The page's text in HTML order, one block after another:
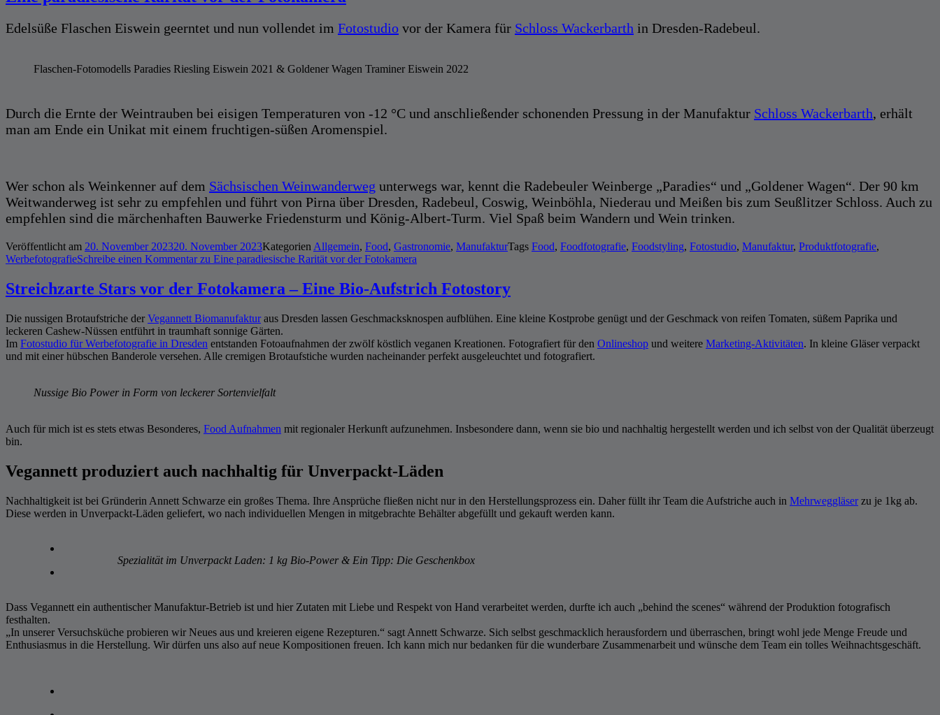
Edelsüße Flaschen Eiswein geerntet und nun vollendet im Fotostudio vor der Kamera für Schloss Wackerbarth in Dresden-Radebeul.
Flaschen-Fotomodells Paradies Riesling Eiswein 2021 & Goldener Wagen Traminer Eiswein 2022
Durch die Ernte der Weintrauben bei eisigen Temperaturen von -12 °C und anschließender schonenden Pressung in der Manufaktur Schloss Wackerbarth, erhält
man am Ende ein Unikat mit einem fruchtigen-süßen Aromenspiel.
Wer schon als Weinkenner auf dem Sächsischen Weinwanderweg unterwegs war, kennt die Radebeuler Weinberge „Paradies“ und „Goldener Wagen“. Der 90 km
Weitwanderweg ist sehr zu empfehlen und führt von Pirna über Dresden, Radebeul, Coswig, Weinböhla, Niederau und Meißen bis zum Seußlitzer Schloss. Auch zu
empfehlen sind die märchenhaften Bauwerke Friedensturm und König-Albert-Turm. Viel Spaß beim Wandern und Wein trinken.
Veröffentlicht am 20. November 202320. November 2023Kategorien Allgemein, Food, Gastronomie, ManufakturTags Food, Foodfotografie, Foodstyling, Fotostudio, Manufaktur, Produktfotografie,
WerbefotografieSchreibe einen Kommentar zu Eine paradiesische Rarität vor der Fotokamera
Streichzarte Stars vor der Fotokamera – Eine Bio-Aufstrich Fotostory
Die nussigen Brotaufstriche der Vegannett Biomanufaktur aus Dresden lassen Geschmacksknospen aufblühen. Eine kleine Kostprobe genügt und der Geschmack von reifen Tomaten, süßem Paprika und
leckeren Cashew-Nüssen entführt in traumhaft sonnige Gärten.
Im Fotostudio für Werbefotografie in Dresden entstanden Fotoaufnahmen der zwölf köstlich veganen Kreationen. Fotografiert für den Onlineshop und weitere Marketing-Aktivitäten. In kleine Gläser verpackt
und mit einer hübschen Banderole versehen. Alle cremigen Brotaufstiche wurden nacheinander perfekt ausgeleuchtet und fotografiert.
Nussige Bio Power in Form von leckerer Sortenvielfalt
Auch für mich ist es stets etwas Besonderes, Food Aufnahmen mit regionaler Herkunft aufzunehmen. Insbesondere dann, wenn sie bio und nachhaltig hergestellt werden und ich selbst von der Qualität überzeugt
bin.
Vegannett produziert auch nachhaltig für Unverpackt-Läden
Nachhaltigkeit ist bei Gründerin Annett Schwarze ein großes Thema. Ihre Ansprüche fließen nicht nur in den Herstellungsprozess ein. Daher füllt ihr Team die Aufstriche auch in Mehrweggläser zu je 1kg ab.
Diese werden in Unverpackt-Läden geliefert, wo nach individuellen Mengen in mitgebrachte Behälter abgefüllt und gekauft werden kann.
Spezialität im Unverpackt Laden: 1 kg Bio-Power & Ein Tipp: Die Geschenkbox
Dass Vegannett ein authentischer Manufaktur-Betrieb ist und hier Zutaten mit Liebe und Respekt von Hand verarbeitet werden, durfte ich auch „behind the scenes“ während der Produktion fotografisch
festhalten.
„In unserer Versuchsküche probieren wir Neues aus und kreieren eigene Rezepturen.“ sagt Annett Schwarze. Sich selbst geschmacklich herausfordern und überraschen, bringt wohl jede Menge Freude und
Enthusiasmus in die Herstellung. Wir dürfen uns also auf neue Kompositionen freuen. Ich kann mich nur bedanken für die wunderbare Zusammenarbeit und wünsche dem Team ein tolles Weihnachtsgeschäft.